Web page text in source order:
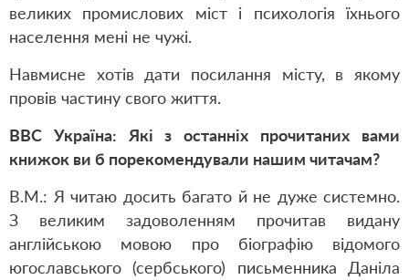
великих промислових міст і психологія їхнього
населення мені не чужі.
Навмисне хотів дати посилання місту, в якому
провів частину свого життя.
ВВС Україна: Які з останніх прочитаних вами
книжок ви б порекомендували нашим читачам?
В.М.: Я читаю досить багато й не дуже системно.
З великим задоволенням прочитав видану
англійською мовою про біографію відомого
югославського (сербського) письменника Даніла